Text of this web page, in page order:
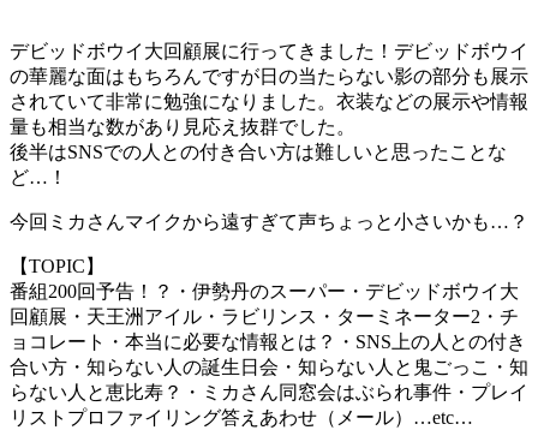
デビッドボウイ大回顧展に行ってきました！デビッドボウイ
の華麗な面はもちろんですが日の当たらない影の部分も展示
されていて非常に勉強になりました。衣装などの展示や情報
量も相当な数があり見応え抜群でした。
後半はSNSでの人との付き合い方は難しいと思ったことな
ど…！
今回ミカさんマイクから遠すぎて声ちょっと小さいかも…？
【TOPIC】
番組200回予告！？・伊勢丹のスーパー・デビッドボウイ大
回顧展・天王洲アイル・ラビリンス・ターミネーター2・チ
ョコレート・本当に必要な情報とは？・SNS上の人との付き
合い方・知らない人の誕生日会・知らない人と鬼ごっこ・知
らない人と恵比寿？・ミカさん同窓会はぶられ事件・プレイ
リストプロファイリング答えあわせ（メール）…etc…